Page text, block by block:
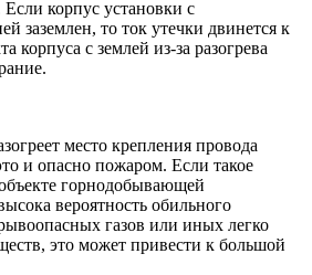
корпус установки с
заземлен, то ток утечки двинется к
корпуса с землей из-за разогрева
место крепления провода
и опасно пожаром. Если такое
горнодобывающей
вероятность обильного
газов или иных легко
это может привести к большой